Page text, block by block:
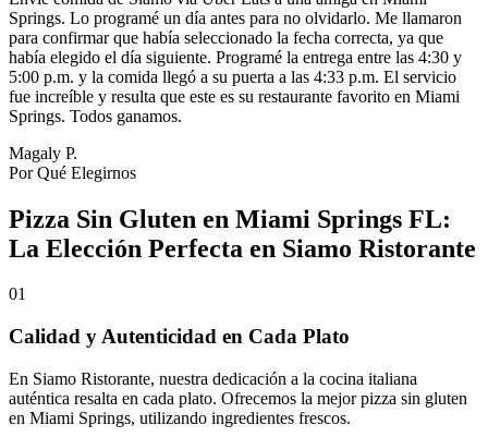
Springs. Lo programé un día antes para no olvidarlo. Me llamaron
para confirmar que había seleccionado la fecha correcta, ya que
había elegido el día siguiente. Programé la entrega entre las 4:30 y
5:00 p.m. y la comida llegó a su puerta a las 4:33 p.m. El servicio
fue increíble y resulta que este es su restaurante favorito en Miami
Springs. Todos ganamos.
Magaly P.
Por Qué Elegirnos
Pizza Sin Gluten en Miami Springs FL:
La Elección Perfecta en Siamo Ristorante
01
Calidad y Autenticidad en Cada Plato
En Siamo Ristorante, nuestra dedicación a la cocina italiana
auténtica resalta en cada plato. Ofrecemos la mejor pizza sin gluten
en Miami Springs, utilizando ingredientes frescos.